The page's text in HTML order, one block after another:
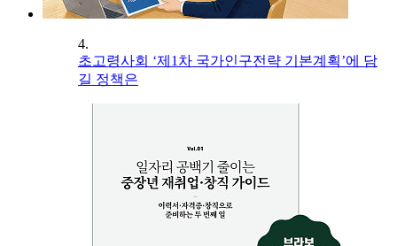
4.
초고령사회 ‘제1차 국가인구전략 기본계획’에 담
길 정책은